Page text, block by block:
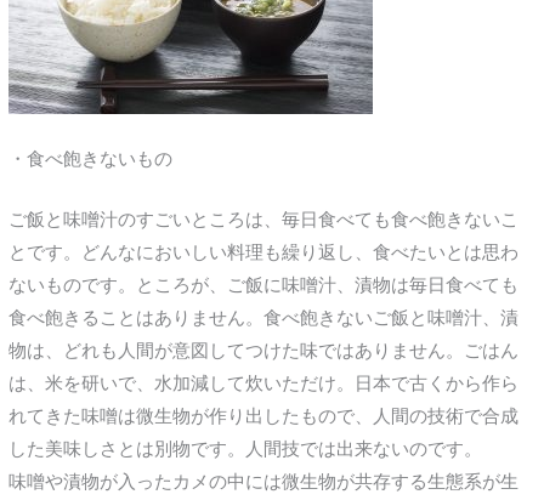
・食べ飽きないもの
ご飯と味噌汁のすごいところは、毎日食べても食べ飽きないこ
とです。どんなにおいしい料理も繰り返し、食べたいとは思わ
ないものです。ところが、ご飯に味噌汁、漬物は毎日食べても
食べ飽きることはありません。食べ飽きないご飯と味噌汁、漬
物は、どれも人間が意図してつけた味ではありません。ごはん
は、米を研いで、水加減して炊いただけ。日本で古くから作ら
れてきた味噌は微生物が作り出したもので、人間の技術で合成
した美味しさとは別物です。人間技では出来ないのです。
味噌や漬物が入ったカメの中には微生物が共存する生態系が生